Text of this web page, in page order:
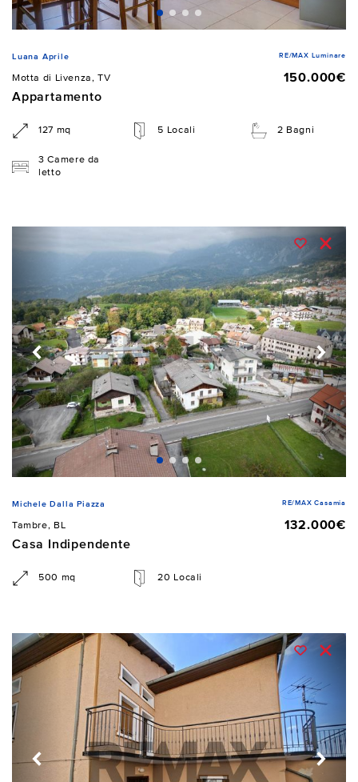
Luana Aprile RE/MAX Luminare
Motta di Livenza, TV
150.000€
Appartamento
127 mq 5 Locali 2 Bagni
3 Camere da
letto
Michele Dalla Piazza RE/MAX Casamia
Tambre, BL
132.000€
Casa Indipendente
500 mq 20 Locali